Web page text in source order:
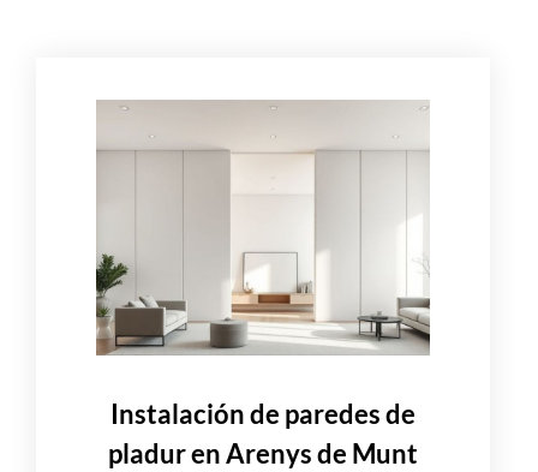
Instalación de paredes de
pladur en Arenys de Munt